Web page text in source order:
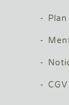
CGV